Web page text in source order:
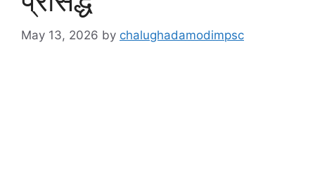
May 13, 2026 by chalughadamodimpsc